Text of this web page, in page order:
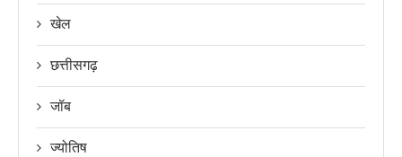
खेल
छत्तीसगढ़
जॉब
ज्योतिष